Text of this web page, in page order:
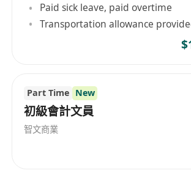
Paid sick leave, paid overtime
Transportation allowance
Part Time New
初級會計文員
智文商業